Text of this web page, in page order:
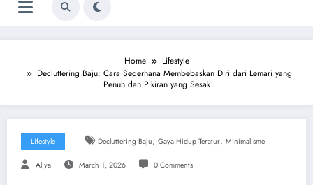
Home
Lifestyle
Decluttering Baju: Cara Sederhana Membebaskan Diri dari Lemari yang
Penuh dan Pikiran yang Sesak
Lifestyle Decluttering Baju, Gaya Hidup Teratur, Minimalisme
Aliya March 1, 2026 0 Comments